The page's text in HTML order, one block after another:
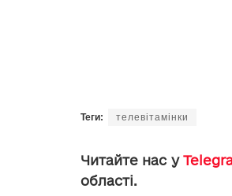
Теги: телевітамінки
Читайте нас у
області.